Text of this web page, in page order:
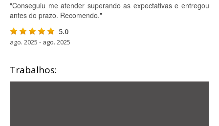
"Conseguiu me atender superando as expectativas e entregou
antes do prazo. Recomendo."
5.0
ago. 2025 - ago. 2025
Trabalhos: